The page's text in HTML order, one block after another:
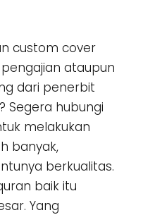
custom cover
ataupun
dari penerbit
Segera hubungi
melakukan
banyak,
berkualitas.
baik itu
Yang